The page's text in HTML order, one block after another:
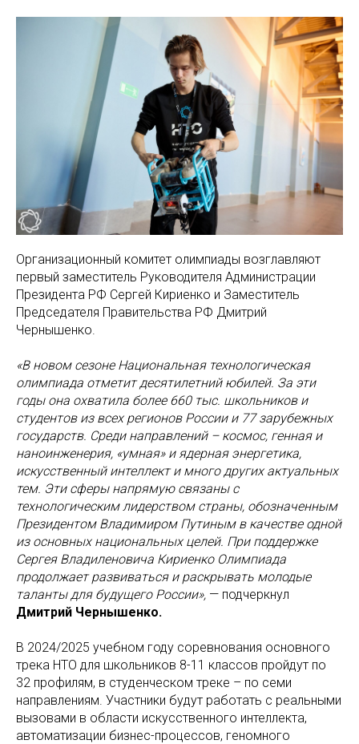
Организационный комитет олимпиады возглавляют
первый заместитель Руководителя Администрации
Президента РФ Сергей Кириенко и Заместитель
Председателя Правительства РФ Дмитрий
Чернышенко.
«В новом сезоне Национальная технологическая
олимпиада отметит десятилетний юбилей. За эти
годы она охватила более 660 тыс. школьников и
студентов из всех регионов России и 77 зарубежных
государств. Среди направлений – космос, генная и
наноинженерия, «умная» и ядерная энергетика,
искусственный интеллект и много других актуальных
тем. Эти сферы напрямую связаны с
технологическим лидерством страны, обозначенным
Президентом Владимиром Путиным в качестве одной
из основных национальных целей. При поддержке
Сергея Владиленовича Кириенко Олимпиада
продолжает развиваться и раскрывать молодые
таланты для будущего России», — подчеркнул
Дмитрий Чернышенко.
В 2024/2025 учебном году соревнования основного
трека НТО для школьников 8-11 классов пройдут по
32 профилям, в студенческом треке – по семи
направлениям. Участники будут работать с реальными
вызовами в области искусственного интеллекта,
автоматизации бизнес-процессов, геномного